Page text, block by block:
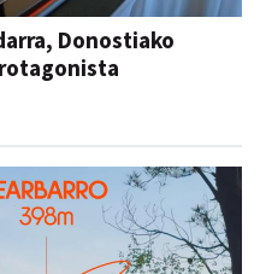
Donostiako